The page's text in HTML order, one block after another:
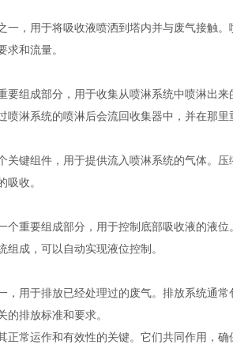
一，用于将吸收液喷洒到塔内并与废气接触
求和流量。
要组成部分，用于收集从喷淋系统中喷淋出
淋系统的喷淋后会流回收集器中，并在那里
关键组件，用于提供流入喷淋系统的气体。
收。
个重要组成部分，用于控制底部吸收液的液
成，可以自动实现液位控制。
，用于排放已经处理过的废气。排放系统通
排放标准和要求。
正常运作和有效性的关键。它们共同作用，